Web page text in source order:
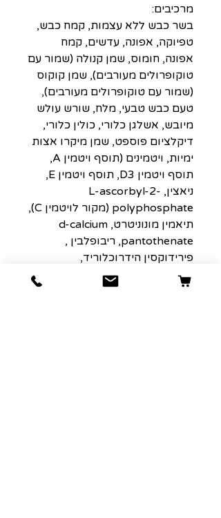
מרכיבים:
בשר כבש ללא עצמות, קמח כבש,
טפיוקה, אפונה, עדשים, קמח
אפונה, חומוס, שמן קנולה (שמור עם
טוקופרולים מעורבים), שמן קוקוס
(שמור עם טוקופרולים מעורבים),
טעם כבש טבעי, מלח, שורש עולש
מיובש, אשלגן כלורי, כולין כלורי,
דיקלציום פוספט, שמן מיקרו אצות
ימיות, ויטמינים (תוסף ויטמין A,
תוסף ויטמין D3, תוסף ויטמין E,
ניאצין, L-ascorbyl-2-
polyphosphate (מקור לויטמין C),
תיאמין מונוניטרט, d-calcium
pantothenate, ריבופלבין ,
פירידוקסין הידרוכלוריד,
בטא-קרוטן, חומצה פולית, ביוטין,
תוסף ויטמין B12.), מינרלים